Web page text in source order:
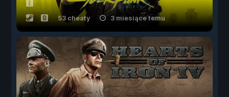
53 cheaty 3 miesiące temu